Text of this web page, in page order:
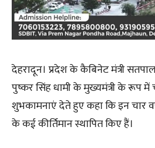
देहरादून। प्रदेश के कैबिनेट मंत्री
पुष्कर सिंह धामी के मुख्यमंत्री के रूप में
शुभकामनाएं देते हुए कहा कि इन चार
के कई कीर्तिमान स्थापित किए हैं।